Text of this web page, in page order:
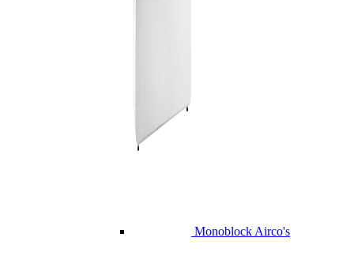
Monoblock Airco's